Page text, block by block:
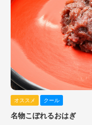
オススメ クール
名物こぼれるおはぎ